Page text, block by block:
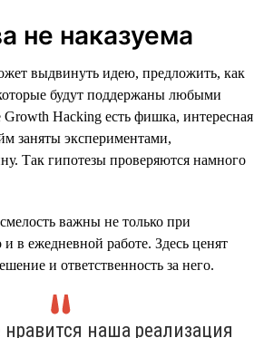
не наказуема
выдвинуть идею, предложить, как
будут поддержаны любыми
Hacking есть фишка, интересная
заняты экспериментами,
Так гипотезы проверяются намного
важны не только при
в ежедневной работе. Здесь ценят
и ответственность за него.
наша реализация